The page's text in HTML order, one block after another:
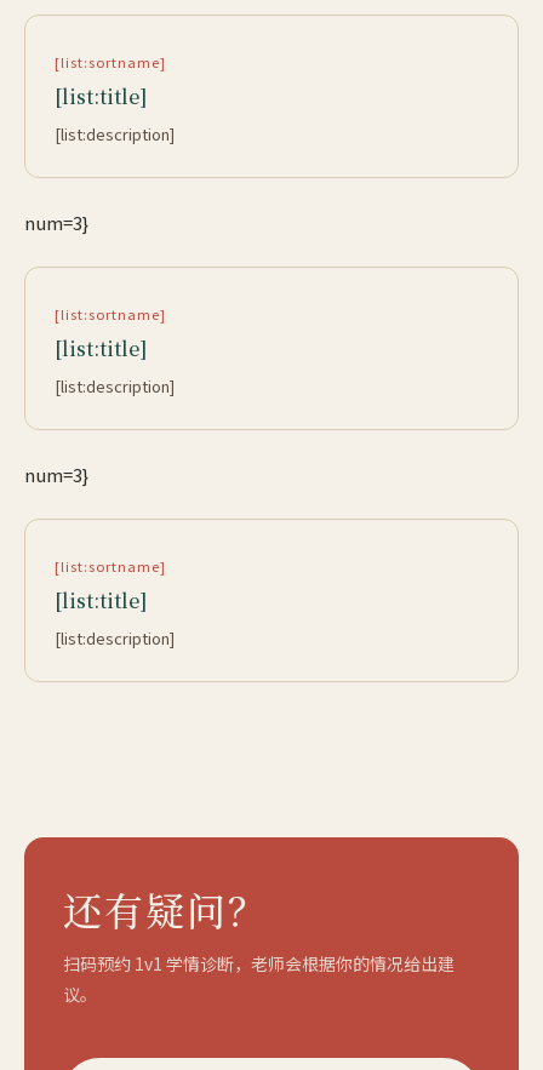
[list:sortname]
[list:title]
[list:description]
num=3}
[list:sortname]
[list:title]
[list:description]
num=3}
[list:sortname]
[list:title]
[list:description]
还有疑问？
扫码预约 1v1 学情诊断，老师会根据你的情况给出建
议。